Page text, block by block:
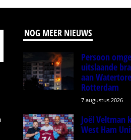
NOG MEER NIEUWS
Persoon
uitslaande
aan
Rotterdam
7 augustus 2026
Joël Veltman
West Ham